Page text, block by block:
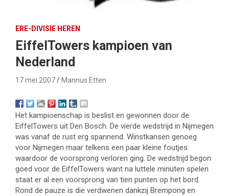
ERE-DIVISIE HEREN
EiffelTowers kampioen van
Nederland
17 mei 2007 Mannus Etten
Het kampioenschap is beslist en gewonnen door de
EiffelTowers uit Den Bosch. De vierde wedstrijd in Nijmegen
was vanaf de rust erg spannend. Winstkansen genoeg
voor Nijmegen maar telkens een paar kleine foutjes
waardoor de voorsprong verloren ging. De wedstrijd begon
goed voor de EiffelTowers want na luttele minuten spelen
staat er al een voorsprong van tien punten op het bord.
Rond de pauze is die verdwenen dankzij Brempong en